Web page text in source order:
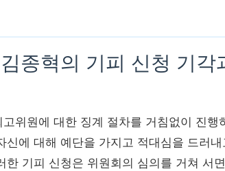
종혁의 기피 신청 기각
위원에 대한 징계 절차를 거침없이 진행
에 대해 예단을 가지고 적대심을 드러내
기피 신청은 위원회의 심의를 거쳐 서